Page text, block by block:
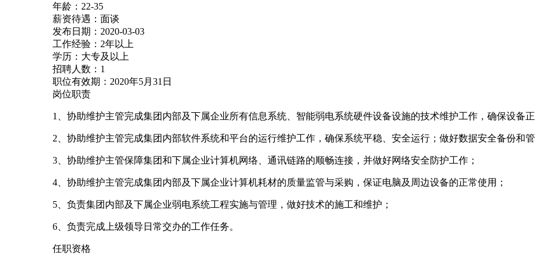
年龄：22-35
薪资待遇：面谈
发布日期：2020-03-03
工作经验：2年以上
学历：大专及以上
招聘人数：1
职位有效期：2020年5月31日
岗位职责
1、协助维护主管完成集团内部及下属企业所有信息系统、智能弱电系统硬件设备设施的技术维护工作，确保设备正
2、协助维护主管完成集团内部软件系统和平台的运行维护工作，确保系统平稳、安全运行；做好数据安全备份和管
3、协助维护主管保障集团和下属企业计算机网络、通讯链路的顺畅连接，并做好网络安全防护工作；
4、协助维护主管完成集团内部及下属企业计算机耗材的质量监管与采购，保证电脑及周边设备的正常使用；
5、负责集团内部及下属企业弱电系统工程实施与管理，做好技术的施工和维护；
6、负责完成上级领导日常交办的工作任务。
任职资格